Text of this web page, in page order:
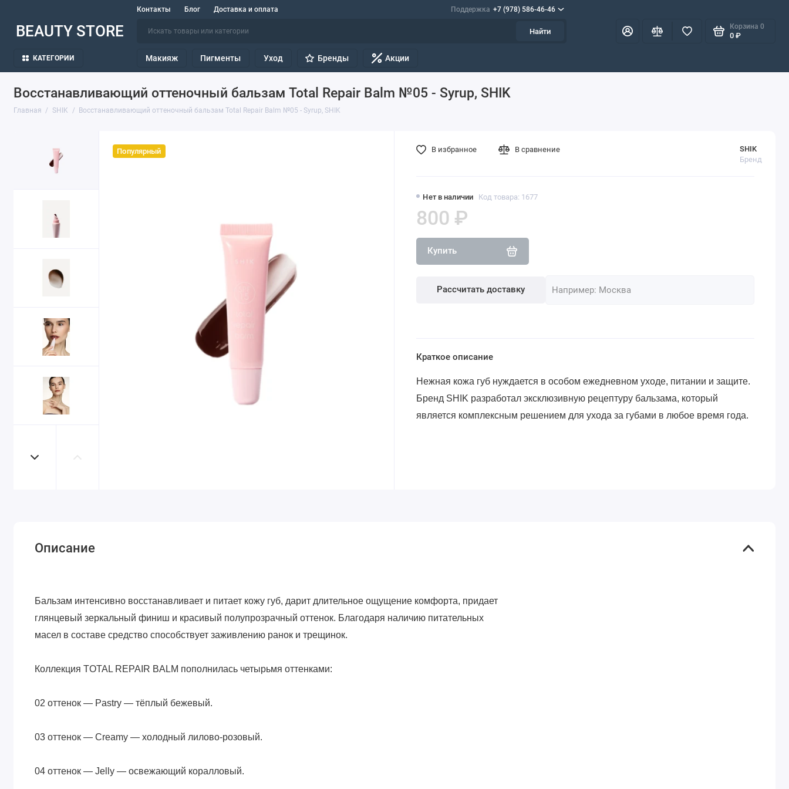
Контакты Блог Доставка и оплата Поддержка +7 (978) 586-46-46
BEAUTY STORE Найти
Корзина 0
0 ₽
КАТЕГОРИИ Макияж Пигменты Уход Бренды Акции
Восстанавливающий оттеночный бальзам Total Repair Balm №05 - Syrup, SHIK
Главная SHIK Восстанавливающий оттеночный бальзам Total Repair Balm №05 - Syrup, SHIK
Популярный
Нет в наличии Код товара: 1677
SHIK
Бренд
800 ₽
Купить
Рассчитать доставку
В избранное В сравнение
Краткое описание
Нежная кожа губ нуждается в особом ежедневном уходе, питании и защите.
Бренд SHIK разработал эксклюзивную рецептуру бальзама, который
является комплексным решением для ухода за губами в любое время года.
Описание
Бальзам интенсивно восстанавливает и питает кожу губ, дарит длительное ощущение комфорта, придает
глянцевый зеркальный финиш и красивый полупрозрачный оттенок. Благодаря наличию питательных
масел в составе средство способствует заживлению ранок и трещинок.
Коллекция TOTAL REPAIR BALM пополнилась четырьмя оттенками:
02 оттенок — Pastry — тёплый бежевый.
03 оттенок — Creamy — холодный лилово-розовый.
04 оттенок — Jelly — освежающий коралловый.